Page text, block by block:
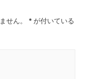
せん。 * が付いている